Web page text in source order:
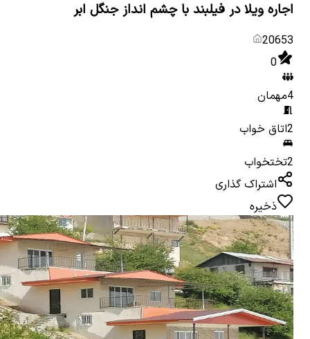
اجاره ویلا در فیلبند با چشم انداز جنگل ابر
20653
0
4مهمان
2اتاق خواب
2تختخواب
اشتراک گذاری
ذخیره